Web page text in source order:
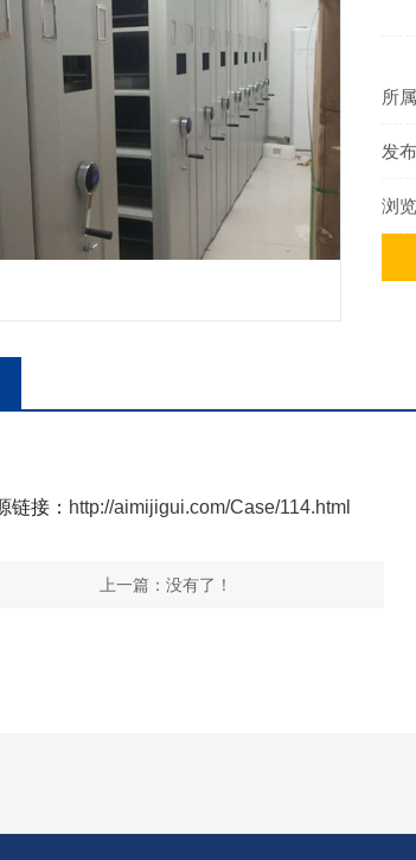
所
发
浏
链接： http://aimijigui.com/Case/114.html
上一篇：没有了！